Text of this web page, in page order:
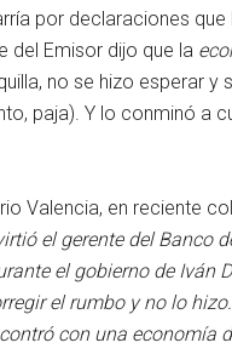
por declaraciones
del Emisor dijo que la
no se hizo esperar
paja). Y lo conminó a
Valencia, en reciente
el gerente del Banco
el gobierno de Iván
el rumbo y no lo
con una economía